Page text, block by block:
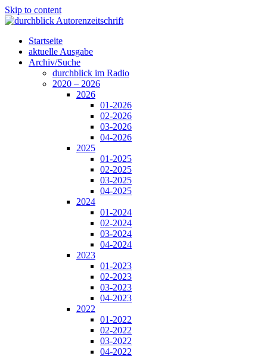
Skip to content
Startseite
aktuelle Ausgabe
Archiv/Suche
durchblick im Radio
2020 – 2026
2026
01-2026
02-2026
03-2026
04-2026
2025
01-2025
02-2025
03-2025
04-2025
2024
01-2024
02-2024
03-2024
04-2024
2023
01-2023
02-2023
03-2023
04-2023
2022
01-2022
02-2022
03-2022
04-2022